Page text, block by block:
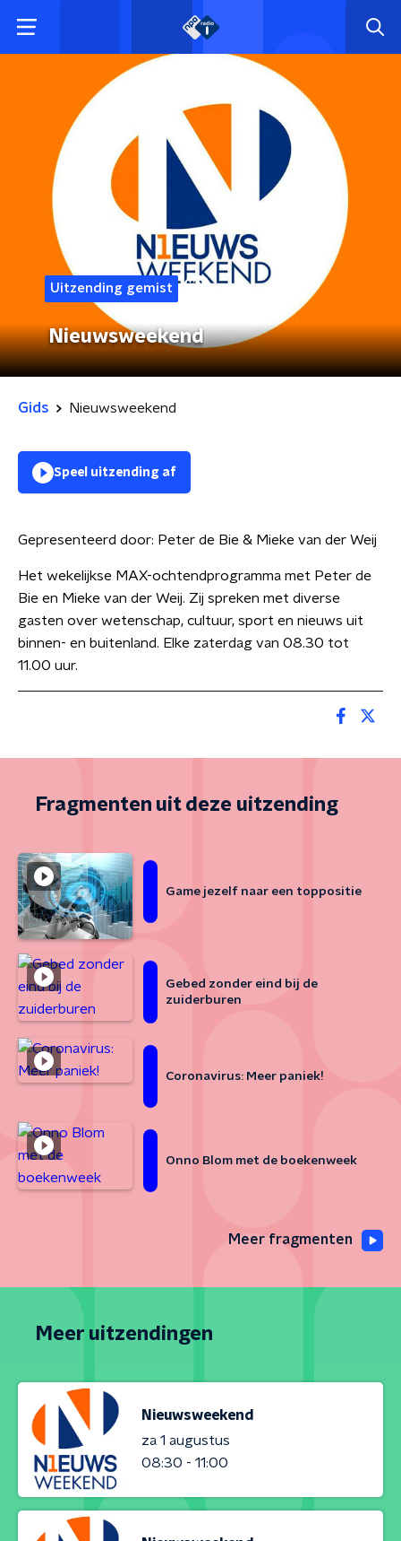
Uitzending gemist
Nieuwsweekend
Gids Nieuwsweekend
Speel uitzending af
Gepresenteerd door: Peter de Bie & Mieke van der Weij
Het wekelijkse MAX-ochtendprogramma met Peter de
Bie en Mieke van der Weij. Zij spreken met diverse
gasten over wetenschap, cultuur, sport en nieuws uit
binnen- en buitenland. Elke zaterdag van 08.30 tot
11.00 uur.
Fragmenten uit deze uitzending
Game jezelf naar een toppositie
Gebed zonder eind bij de
zuiderburen
Coronavirus: Meer paniek!
Onno Blom met de boekenweek
Meer fragmenten
Meer uitzendingen
Nieuwsweekend
za 1 augustus
08:30 - 11:00